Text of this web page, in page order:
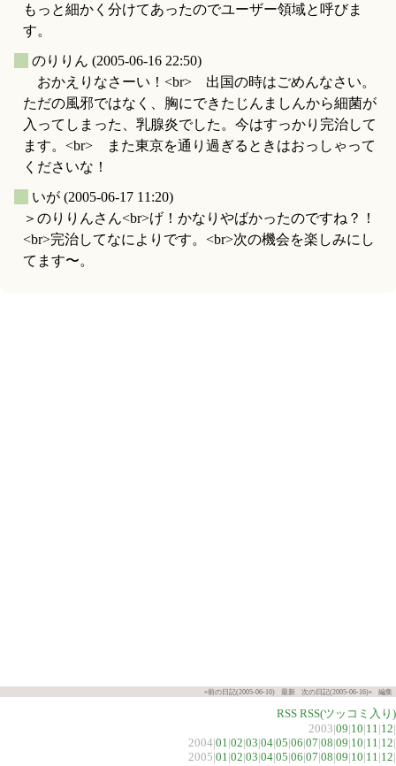
もっと細かく分けてあったのでユーザー領域と呼びま
す。
のりりん (2005-06-16 22:50)
おかえりなさーい！<br> 出国の時はごめんなさい。
ただの風邪ではなく、胸にできたじんましんから細菌が
入ってしまった、乳腺炎でした。今はすっかり完治して
ます。<br> また東京を通り過ぎるときはおっしゃって
くださいな！
いが (2005-06-17 11:20)
＞のりりんさん<br>げ！かなりやばかったのですね？！
<br>完治してなによりです。<br>次の機会を楽しみにし
てます〜。
«前の日記(2005-06-10) 最新 次の日記(2005-06-16)» 編集
RSS RSS(ツッコミ入り)
2003|09|10|11 |12|
2004|01 |02|03|04|05|06|07|08|09|10|11 |12|
2005|01 |02|03|04|05|06|07|08|09|10|11 |12|